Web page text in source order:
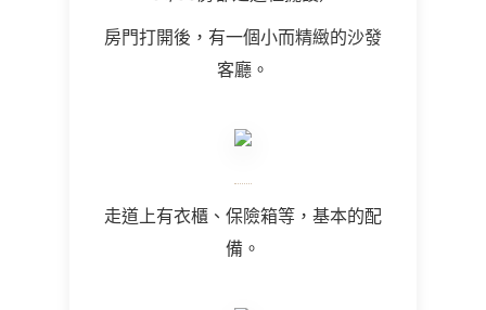
房門打開後，有一個小而精緻的沙發
客廳。
走道上有衣櫃、保險箱等，基本的配
備。